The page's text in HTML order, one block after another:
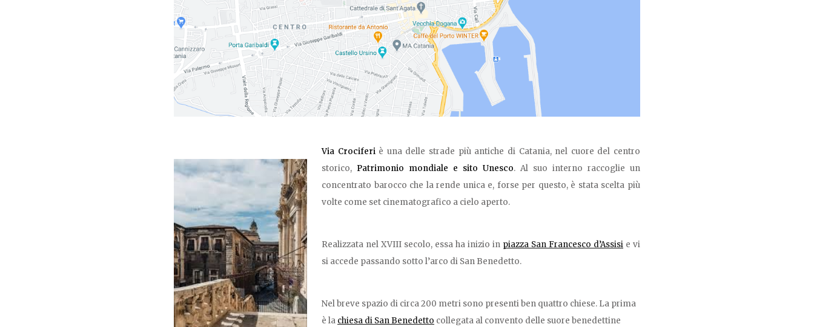
Via Crociferiè una delle strade più antiche di Catania, nel cuore del centro
storico, Patrimonio mondiale e sito Unesco. Al suo interno raccoglie un
concentrato barocco che la rende unica e, forse per questo, è stata scelta più
volte come set cinematografico a cielo aperto.
Realizzata nel XVIII secolo, essa ha inizio in piazza San Francesco d’Assisi e vi
si accede passando sotto l’arco di San Benedetto.
Nel breve spazio di circa 200 metri sono presenti ben quattro chiese. La prima
è la chiesa di San Benedetto collegata al convento delle suore benedettine